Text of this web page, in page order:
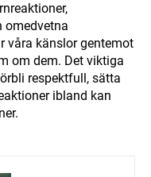
omedvetna
våra känslor gentemot
om dem. Det viktiga
respektfull, sätta
ibland kan